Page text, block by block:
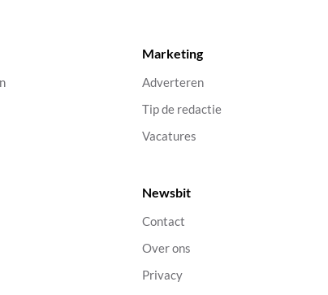
Marketing
Adverteren
Tip de redactie
Vacatures
Newsbit
Contact
Over ons
Privacy